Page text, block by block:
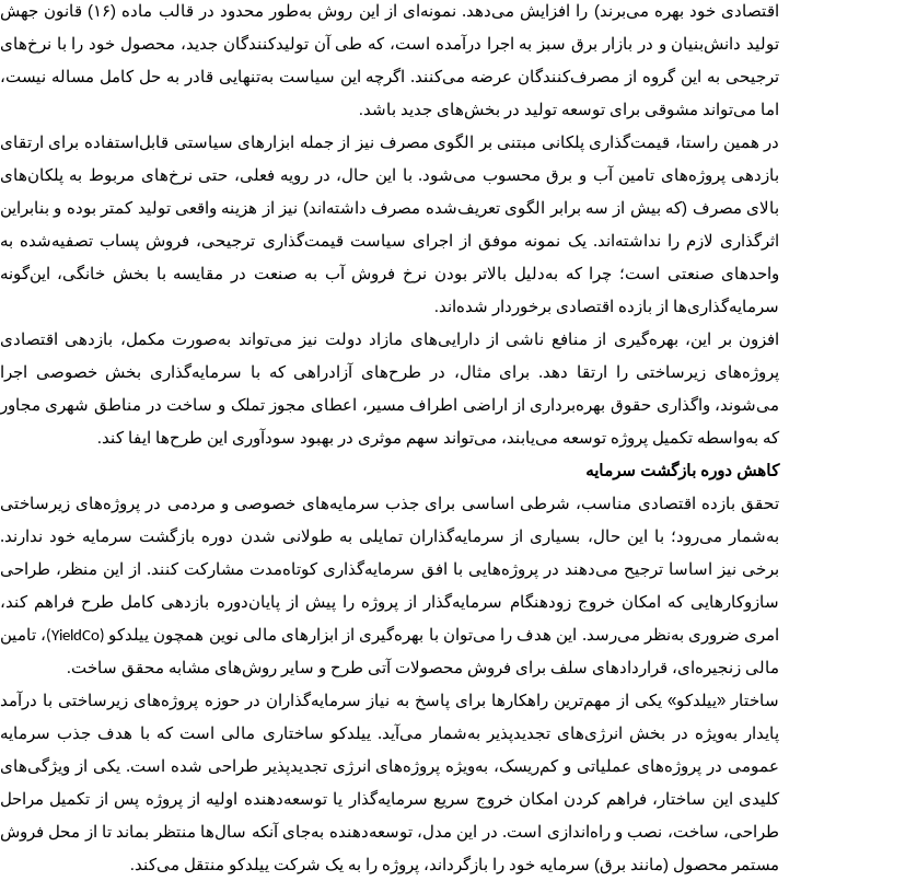
اقتصادی خود بهره می‌برند) را افزایش می‌دهد. نمونه‌ای از این روش به‌طور محدود در قالب ماده (۱۶)
قانون جهش
تولید دانش‌بنیان و در بازار برق سبز به اجرا درآمده است، که طی آن تولیدکنندگان جدید، محصول خود را با نرخ‌های
ترجیحی به این گروه از مصرف‌کنندگان عرضه می‌کنند. اگرچه این سیاست به‌تنهایی قادر به حل کامل مساله نیست،
اما می‌تواند مشوقی برای توسعه تولید در بخش‌های جدید باشد.
در همین راستا، قیمت‌گذاری پلکانی مبتنی بر الگوی مصرف نیز از جمله ابزارهای سیاستی قابل‌استفاده برای ارتقای
بازدهی پروژه‌های تامین آب و برق محسوب می‌شود. با این حال، در رویه فعلی، حتی نرخ‌های مربوط به پلکان‌های
بالای مصرف (که بیش از سه برابر الگوی تعریف‌شده مصرف داشته‌اند) نیز از هزینه واقعی تولید کمتر بوده و بنابراین
اثرگذاری لازم را نداشته‌اند. یک نمونه موفق از اجرای سیاست قیمت‌گذاری ترجیحی، فروش پساب تصفیه‌شده به
واحدهای صنعتی است؛ چرا که به‌دلیل بالاتر بودن نرخ فروش آب به صنعت در مقایسه با بخش خانگی، این‌گونه
سرمایه‌گذاری‌ها از بازده اقتصادی برخوردار شده‌اند.
افزون بر این، بهره‌گیری از منافع ناشی از دارایی‌های مازاد دولت نیز می‌تواند به‌صورت مکمل، بازدهی اقتصادی
پروژه‌های زیرساختی را ارتقا دهد. برای مثال، در طرح‌های آزادراهی که با سرمایه‌گذاری بخش خصوصی اجرا
می‌شوند، واگذاری حقوق بهره‌برداری از اراضی اطراف مسیر، اعطای مجوز تملک و ساخت در مناطق شهری مجاور
که به‌واسطه تکمیل پروژه توسعه می‌یابند، می‌تواند سهم موثری در بهبود سودآوری این طرح‌ها ایفا کند.
کاهش دوره بازگشت سرمایه
تحقق بازده اقتصادی مناسب، شرطی اساسی برای جذب سرمایه‌های خصوصی و مردمی در پروژه‌های زیرساختی
به‌شمار می‌رود؛ با این حال، بسیاری از سرمایه‌گذاران تمایلی به طولانی شدن دوره بازگشت سرمایه خود ندارند.
برخی نیز اساسا ترجیح می‌دهند در پروژه‌هایی با افق سرمایه‌گذاری کوتاه‌مدت مشارکت کنند. از این منظر، طراحی
سازوکارهایی که امکان خروج زودهنگام سرمایه‌گذار از پروژه را پیش از پایان‌دوره بازدهی کامل طرح فراهم ‌کند،
امری ضروری به‌نظر می‌رسد. این هدف را می‌توان با بهره‌گیری از ابزارهای مالی نوین همچون ییلدکو (YieldCo)
، تامین
مالی زنجیره‌ای، قراردادهای سلف برای فروش محصولات آتی طرح و سایر روش‌های مشابه محقق ساخت.
ساختار «ییلدکو» یکی از مهم‌ترین راهکارها برای پاسخ به نیاز سرمایه‌گذاران در حوزه پروژه‌های زیرساختی با درآمد
پایدار به‌ویژه در بخش انرژی‌های تجدیدپذیر به‌شمار می‌آید. ییلدکو ساختاری مالی است که با هدف جذب سرمایه
عمومی در پروژه‌های عملیاتی و کم‌ریسک، به‌ویژه پروژه‌های انرژی تجدیدپذیر طراحی شده است. یکی از ویژگی‌های
کلیدی این ساختار، فراهم کردن امکان خروج سریع سرمایه‌گذار یا توسعه‌دهنده اولیه از پروژه پس از تکمیل مراحل
طراحی، ساخت، نصب و راه‌اندازی است. در این مدل، توسعه‌دهنده به‌جای آنکه سال‌ها منتظر بماند تا از محل فروش
مستمر محصول (مانند برق) سرمایه خود را بازگرداند، پروژه را به یک شرکت ییلدکو منتقل می‌کند.